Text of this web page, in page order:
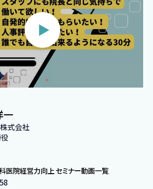
一
式会社
医院経営力向上 セミナー動画一覧